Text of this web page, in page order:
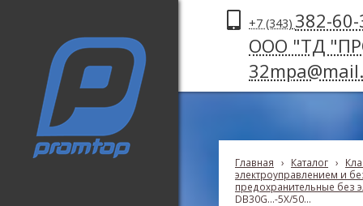
+7 (343) 382-
ООО "ТД
Главная › Каталог ›
электроуправлением и
предохранительные без
DB30G...-5X/50...